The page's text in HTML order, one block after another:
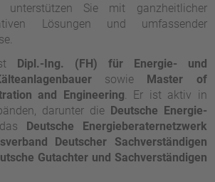
Sie mit ganzheitlicher
Lösungen und umfassender
Dipl.-Ing. (FH) für Energie- und
sowie Master of
and Engineering. Er ist aktiv in
darunter die Deutsche Energie-
Deutsche Energieberaternetzwerk
Deutscher Sachverständigen
Gutachter und Sachverständigen